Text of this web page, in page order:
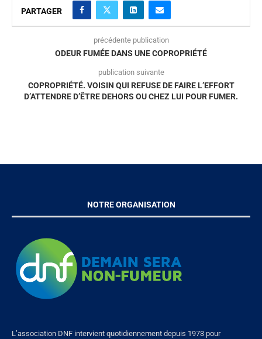
PARTAGER
précédente publication
ODEUR FUMÉE DANS UNE COPROPRIÉTÉ
publication suivante
COPROPRIÉTÉ. VOISIN QUI REFUSE DE FAIRE L’EFFORT
D’ATTENDRE D’ÊTRE DEHORS OU CHEZ LUI POUR FUMER.
NOTRE ORGANISATION
L’association DNF intervient quotidiennement depuis 1973 pour